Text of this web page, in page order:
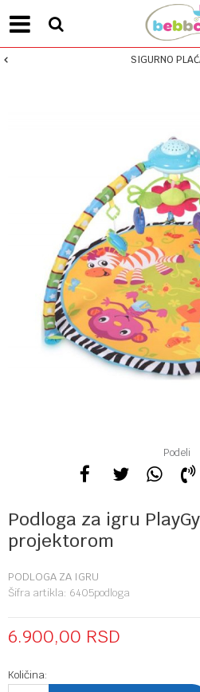
SIGURNO
Podeli
Podloga za igru
projektorom
PODLOGA ZA IGRU
Šifra artikla: 6405podloga
6.900,00 RSD
Količina: